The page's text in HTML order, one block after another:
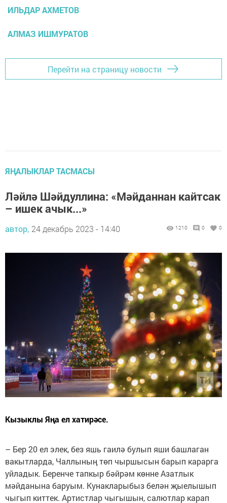
ИЛЬДАР АХМЕТОВ
АЛМАЗ ИШМУРАТОВ
Перейти на страницу новости
ЯҢАЛЫКЛАР ТАСМАСЫ
Ләйлә Шәйдуллина: «Мәйданнан кайтсак
– ишек ачык...»
автор, 24 декабрь 2023 - 14:40 1210 0 0
Кызыклы Яңа ел хатирәсе.
– Бер 20 ел элек, без яшь гаилә булып яши башлаган
вакытларда, Чаллының төп чыршысын барып карарга
уйладык. Беренче тапкыр бәйрәм көнне Азатлык
мәйданына баруым. Кунакларыбыз белән җыелышып
чыгып киттек. Артистлар чыгышын, салютлар карап